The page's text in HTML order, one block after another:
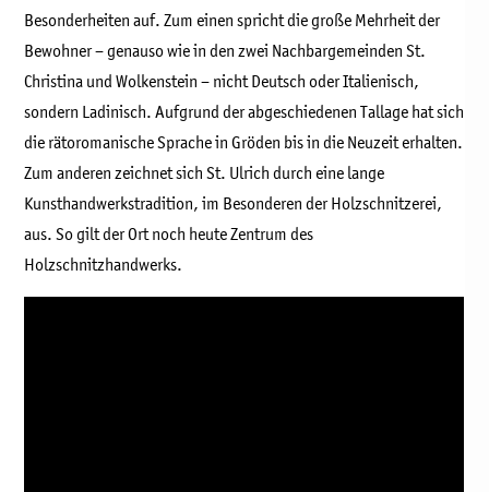
Besonderheiten auf. Zum einen spricht die große Mehrheit der
Bewohner – genauso wie in den zwei Nachbargemeinden St.
Christina und Wolkenstein – nicht Deutsch oder Italienisch,
sondern Ladinisch. Aufgrund der abgeschiedenen Tallage hat sich
die rätoromanische Sprache in Gröden bis in die Neuzeit erhalten.
Zum anderen zeichnet sich St. Ulrich durch eine lange
Kunsthandwerkstradition, im Besonderen der Holzschnitzerei,
aus. So gilt der Ort noch heute Zentrum des
Holzschnitzhandwerks.